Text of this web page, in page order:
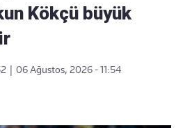
Kökçü büyük
06 Ağustos, 2026 - 11:54